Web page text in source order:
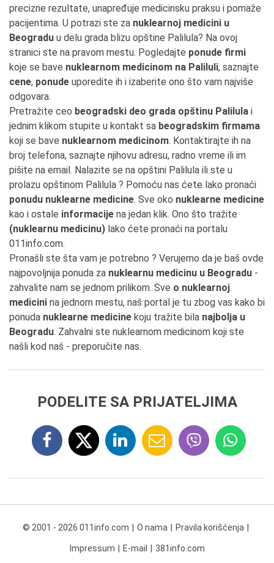
precizne rezultate, unapređuje medicinsku praksu i pomaže
pacijentima. U potrazi ste za nuklearnoj medicini u
Beogradu u delu grada blizu opštine Palilula? Na ovoj
stranici ste na pravom mestu. Pogledajte ponude firmi
koje se bave nuklearnom medicinom na Paliluli, saznajte
cene, ponude uporedite ih i izaberite ono što vam najviše
odgovara.
Pretražite ceo beogradski deo grada opštinu Palilula i
jednim klikom stupite u kontakt sa beogradskim firmama
koji se bave nuklearnom medicinom. Kontaktirajte ih na
broj telefona, saznajte njihovu adresu, radno vreme ili im
pišite na email. Nalazite se na opštini Palilula ili ste u
prolazu opštinom Palilula ? Pomoću nas ćete lako pronaći
ponudu nuklearne medicine. Sve oko nuklearne medicine
kao i ostale informacije na jedan klik. Ono što tražite
(nuklearnu medicinu) lako ćete pronaći na portalu
011info.com.
Pronašli ste šta vam je potrebno ? Verujemo da je baš ovde
najpovoljnija ponuda za nuklearnu medicinu u Beogradu -
zahvalite nam se jednom prilikom. Sve o nuklearnoj
medicini na jednom mestu, naš portal je tu zbog vas kako bi
ponuda nuklearne medicine koju tražite bila najbolja u
Beogradu. Zahvalni ste nuklearnom medicinom koji ste
našli kod naš - preporučite nas.
PODELITE SA PRIJATELJIMA
© 2001 - 2026 011info.com O nama Pravila korišćenja
Impressum E-mail 381info.com